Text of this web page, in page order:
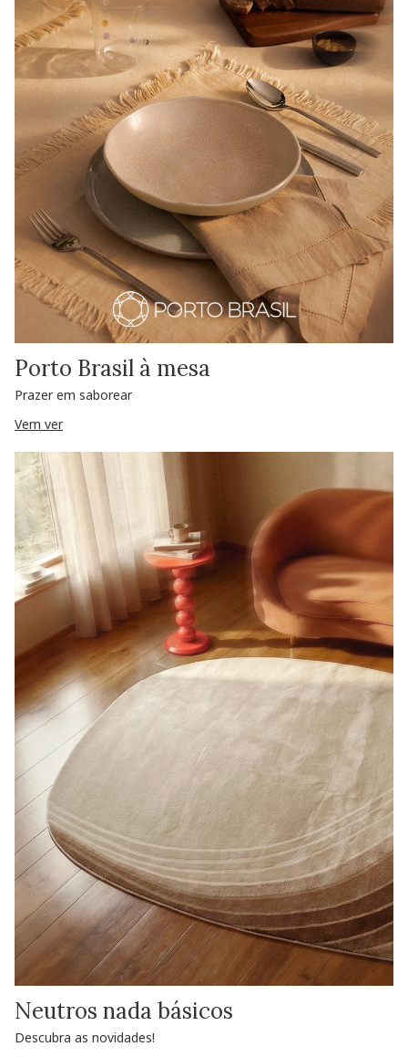
Porto Brasil à mesa
Prazer em saborear
Vem ver
Neutros nada básicos
Descubra as novidades!